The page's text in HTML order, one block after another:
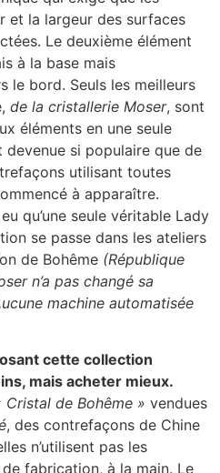
et la largeur des surfaces
Le deuxième élément
à la base mais
le bord. Seuls les meilleurs
de la cristallerie Moser, sont
éléments en une seule
si populaire que de
utilisant toutes
à apparaître.
qu’une seule véritable Lady
se passe dans les ateliers
de Bohême (République
n’a pas changé sa
machine automatisée
cette collection
mais acheter mieux.
Cristal de Bohême » vendues
, des contrefaçons de Chine
n’utilisent pas les
fabrication, à la main. Le